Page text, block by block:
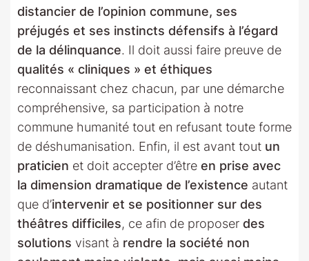
distancier de l’opinion commune, ses
préjugés et ses instincts défensifs à l’égard
de la délinquance. Il doit aussi faire preuve de
qualités « cliniques » et éthiques
reconnaissant chez chacun, par une démarche
compréhensive, sa participation à notre
commune humanité tout en refusant toute forme
de déshumanisation. Enfin, il est avant tout un
praticien et doit accepter d’être en prise avec
la dimension dramatique de l’existence autant
que d’intervenir et se positionner sur des
théâtres difficiles, ce afin de proposer des
solutions visant à rendre la société non